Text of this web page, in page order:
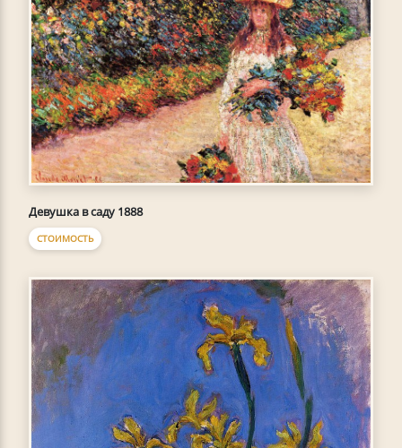
Девушка в саду 1888
СТОИМОСТЬ